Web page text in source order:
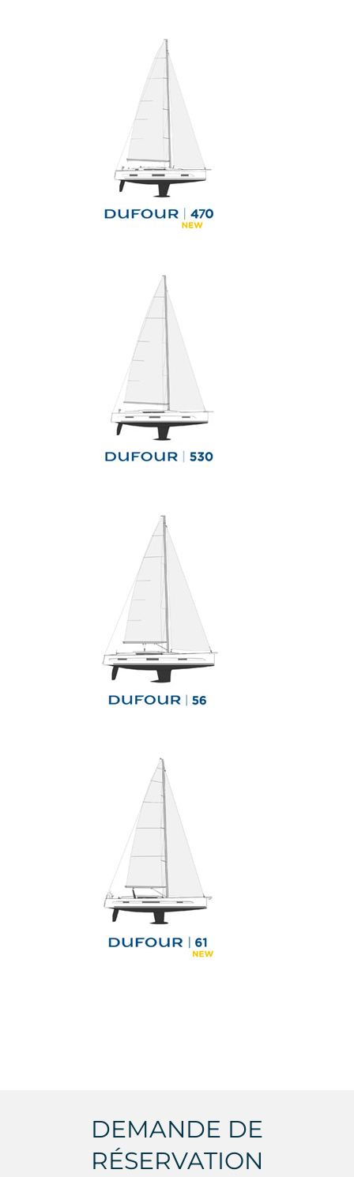
Foret le 9 avril 2024, photo © Jean-
Marie LIOT / Dufour Yachts
Le nouveau Dufour 44 du chantier
Dufour Yachts, baie de Port la
Foret le 9 avril 2024, photo © Jean-
Marie LIOT / Dufour Yachts
Le nouveau Dufour 44 du chantier
Dufour Yachts, baie de Port la
Foret le 9 avril 2024, photo © Jean-
Marie LIOT / Dufour Yachts
DEMANDE DE
RÉSERVATION